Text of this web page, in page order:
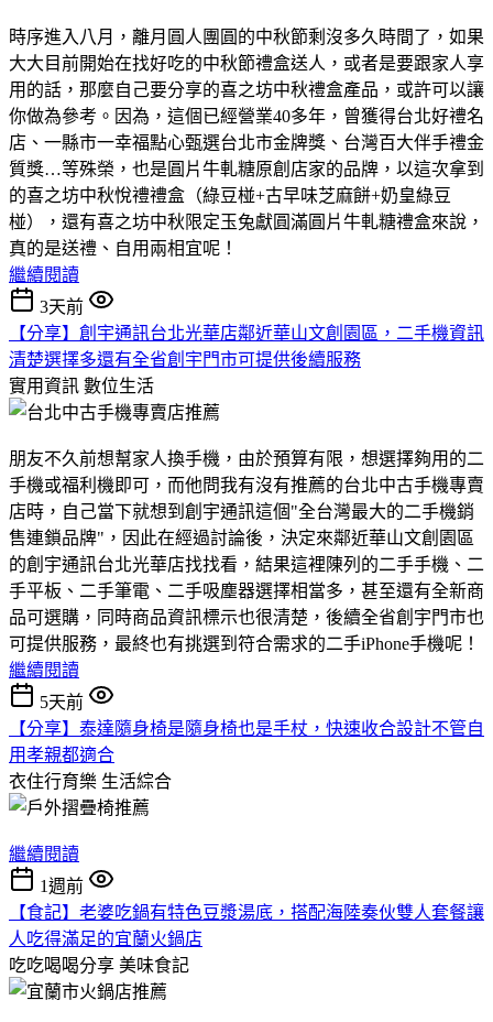
時序進入八月，離月圓人團圓的中秋節剩沒多久時間了，如果
大大目前開始在找好吃的中秋節禮盒送人，或者是要跟家人享
用的話，那麼自己要分享的喜之坊中秋禮盒產品，或許可以讓
你做為參考。因為，這個已經營業40多年，曾獲得台北好禮名
店、一縣市一幸福點心甄選台北市金牌獎、台灣百大伴手禮金
質獎…等殊榮，也是圓片牛軋糖原創店家的品牌，以這次拿到
的喜之坊中秋悅禮禮盒（綠豆椪+古早味芝麻餅+奶皇綠豆
椪），還有喜之坊中秋限定玉兔獻圓滿圓片牛軋糖禮盒來說，
真的是送禮、自用兩相宜呢！
繼續閱讀
3天前
【分享】創宇通訊台北光華店鄰近華山文創園區，二手機資訊
清楚選擇多還有全省創宇門市可提供後續服務
實用資訊 數位生活
朋友不久前想幫家人換手機，由於預算有限，想選擇夠用的二
手機或福利機即可，而他問我有沒有推薦的台北中古手機專賣
店時，自己當下就想到創宇通訊這個"全台灣最大的二手機銷
售連鎖品牌"，因此在經過討論後，決定來鄰近華山文創園區
的創宇通訊台北光華店找找看，結果這裡陳列的二手手機、二
手平板、二手筆電、二手吸塵器選擇相當多，甚至還有全新商
品可選購，同時商品資訊標示也很清楚，後續全省創宇門市也
可提供服務，最終也有挑選到符合需求的二手iPhone手機呢！
繼續閱讀
5天前
【分享】泰達隨身椅是隨身椅也是手杖，快速收合設計不管自
用孝親都適合
衣住行育樂 生活綜合
繼續閱讀
1週前
【食記】老婆吃鍋有特色豆漿湯底，搭配海陸奏伙雙人套餐讓
人吃得滿足的宜蘭火鍋店
吃吃喝喝分享 美味食記